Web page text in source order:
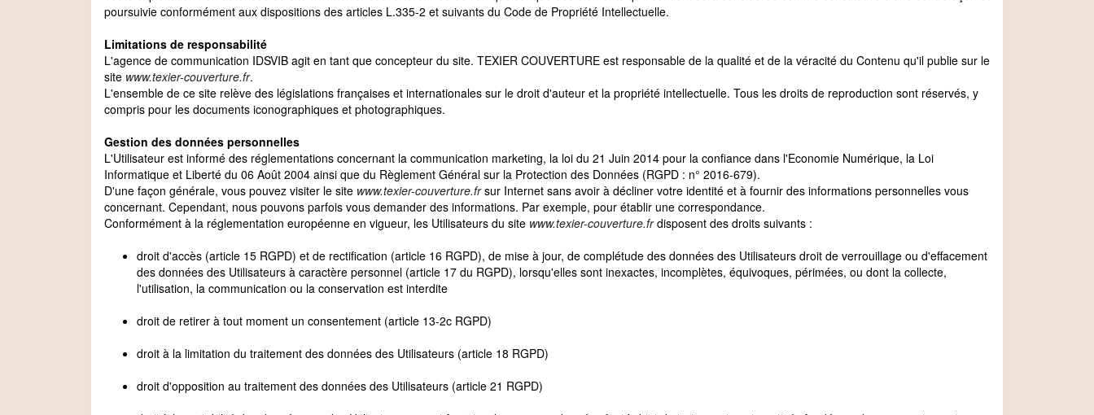
poursuivie conformément aux dispositions des articles L.335-2 et suivants du Code de Propriété Intellectuelle.
Limitations de responsabilité
L'agence de communication IDSVIB agit en tant que concepteur du site. TEXIER COUVERTURE est responsable de la qualité et de la véracité du Contenu qu'il publie sur le
site www.texier-couverture.fr.
L'ensemble de ce site relève des législations françaises et internationales sur le droit d'auteur et la propriété intellectuelle. Tous les droits de reproduction sont réservés, y
compris pour les documents iconographiques et photographiques.
Gestion des données personnelles
L'Utilisateur est informé des réglementations concernant la communication marketing, la loi du 21 Juin 2014 pour la confiance dans l'Economie Numérique, la Loi
Informatique et Liberté du 06 Août 2004 ainsi que du Règlement Général sur la Protection des Données (RGPD : n° 2016-679).
D'une façon générale, vous pouvez visiter le site www.texier-couverture.frsur Internet sans avoir à décliner votre identité et à fournir des informations personnelles vous
concernant. Cependant, nous pouvons parfois vous demander des informations. Par exemple, pour établir une correspondance.
Conformément à la réglementation européenne en vigueur, les Utilisateurs du site www.texier-couverture.frdisposent des droits suivants :
droit d'accès (article 15 RGPD) et de rectification (article 16 RGPD), de mise à jour, de complétude des données des Utilisateurs droit de verrouillage ou d'effacement
des données des Utilisateurs à caractère personnel (article 17 du RGPD), lorsqu'elles sont inexactes, incomplètes, équivoques, périmées, ou dont la collecte,
l'utilisation, la communication ou la conservation est interdite
droit de retirer à tout moment un consentement (article 13-2c RGPD)
droit à la limitation du traitement des données des Utilisateurs (article 18 RGPD)
droit d'opposition au traitement des données des Utilisateurs (article 21 RGPD)